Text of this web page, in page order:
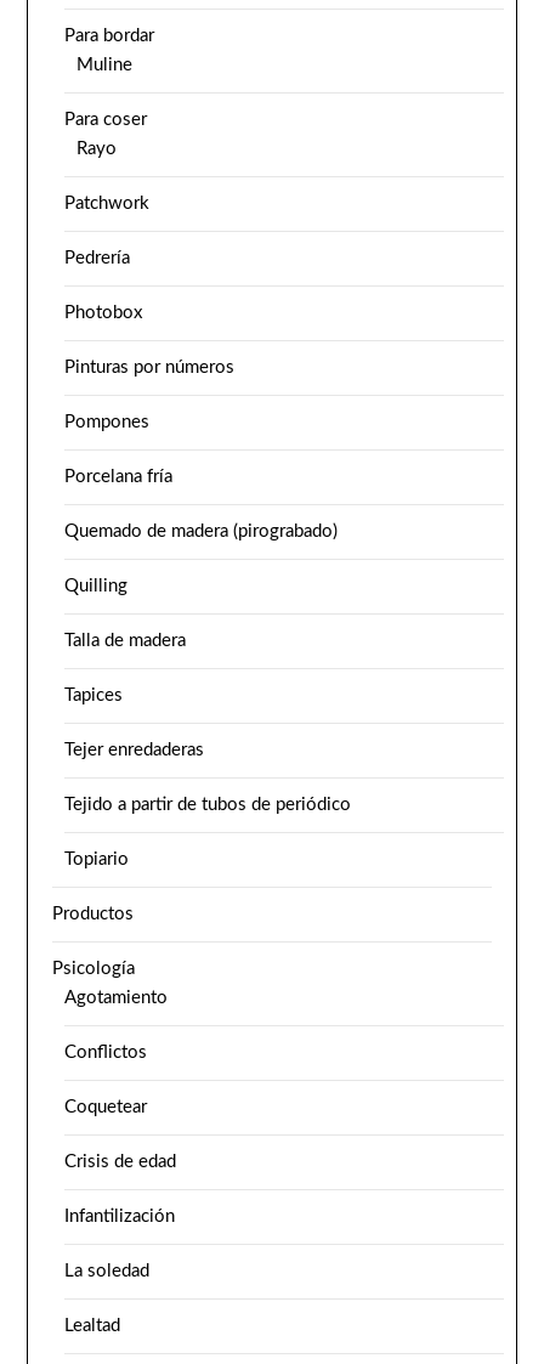
Para bordar
Muline
Para coser
Rayo
Patchwork
Pedrería
Photobox
Pinturas por números
Pompones
Porcelana fría
Quemado de madera (pirograbado)
Quilling
Talla de madera
Tapices
Tejer enredaderas
Tejido a partir de tubos de periódico
Topiario
Productos
Psicología
Agotamiento
Conflictos
Coquetear
Crisis de edad
Infantilización
La soledad
Lealtad